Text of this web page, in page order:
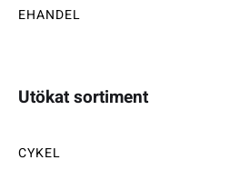
EHANDEL
Utökat sortiment
CYKEL